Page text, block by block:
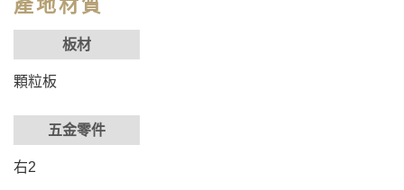
產地材質
板材
顆粒板
五金零件
右2